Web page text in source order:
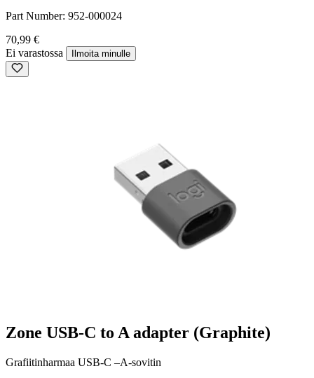
Part Number: 952-000024
70,99 €
Ei varastossa
Ilmoita minulle
Zone USB-C to A adapter (Graphite)
Grafiitinharmaa USB-C –A-sovitin